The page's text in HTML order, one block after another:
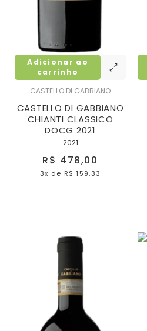
CASTELLO DI GABBIANO
CASTELLO DI GABBIANO
CHIANTI CLASSICO
DOCG 2021
2021
R$ 478,00
3x de R$ 159,33
Adicionar ao
carrinho